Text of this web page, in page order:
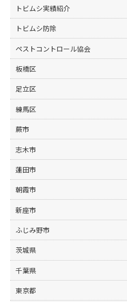
トビムシ実績紹介
トビムシ防除
ペストコントロール協会
板橋区
足立区
練馬区
蕨市
志木市
蓮田市
朝霞市
新座市
ふじみ野市
茨城県
千葉県
東京都